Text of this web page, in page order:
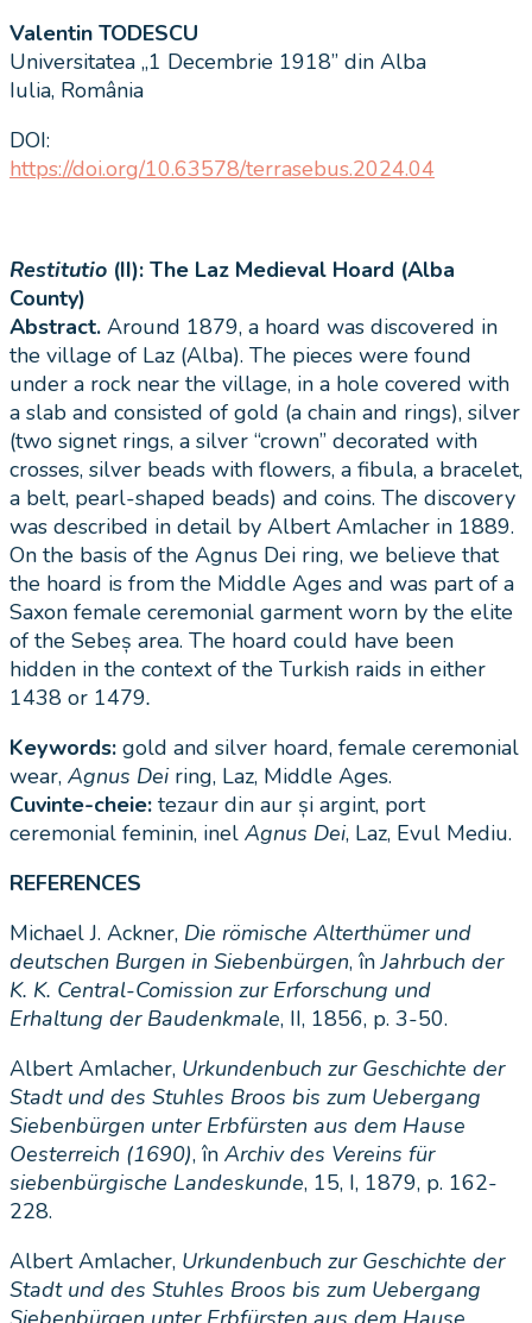
Valentin TODESCU
Universitatea „1 Decembrie 1918” din Alba
Iulia, România
DOI:
https://doi.org/10.63578/terrasebus.2024.04
Restitutio (II): The Laz Medieval Hoard (Alba
County)
Abstract. Around 1879, a hoard was discovered in
the village of Laz (Alba). The pieces were found
under a rock near the village, in a hole covered with
a slab and consisted of gold (a chain and rings), silver
(two signet rings, a silver “crown” decorated with
crosses, silver beads with flowers, a fibula, a bracelet,
a belt, pearl-shaped beads) and coins. The discovery
was described in detail by Albert Amlacher in 1889.
On the basis of the Agnus Dei ring, we believe that
the hoard is from the Middle Ages and was part of a
Saxon female ceremonial garment worn by the elite
of the Sebeș area. The hoard could have been
hidden in the context of the Turkish raids in either
1438 or 1479.
Keywords: gold and silver hoard, female ceremonial
wear, Agnus Deiring, Laz, Middle Ages.
Cuvinte-cheie: tezaur din aur și argint, port
ceremonial feminin, inel Agnus Dei, Laz, Evul Mediu.
REFERENCES
Michael J. Ackner, Die römische Alterthümer und
deutschen Burgen in Siebenbürgen, înJahrbuch der
K. K. Central-Comission zur Erforschung und
Erhaltung der Baudenkmale, II, 1856, p. 3-50.
Albert Amlacher, Urkundenbuch zur Geschichte der
Stadt und des Stuhles Broos bis zum Uebergang
Siebenbürgen unter Erbfürsten aus dem Hause
Oesterreich (1690), în Archiv des Vereins für
siebenbürgische Landeskunde, 15, I, 1879, p. 162-
228.
Albert Amlacher, Urkundenbuch zur Geschichte der
Stadt und des Stuhles Broos bis zum Uebergang